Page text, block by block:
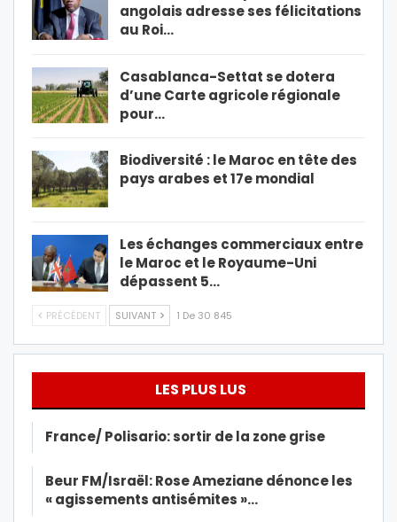
angolais adresse ses félicitations
au Roi…
Casablanca-Settat se dotera
d’une Carte agricole régionale
pour…
Biodiversité : le Maroc en tête des
pays arabes et 17e mondial
Les échanges commerciaux entre
le Maroc et le Royaume-Uni
dépassent 5…
PRÉCÉDENT SUIVANT 1 De 30 845
LES PLUS LUS
France/ Polisario: sortir de la zone grise
Beur FM/Israël: Rose Ameziane dénonce les
« agissements antisémites »…